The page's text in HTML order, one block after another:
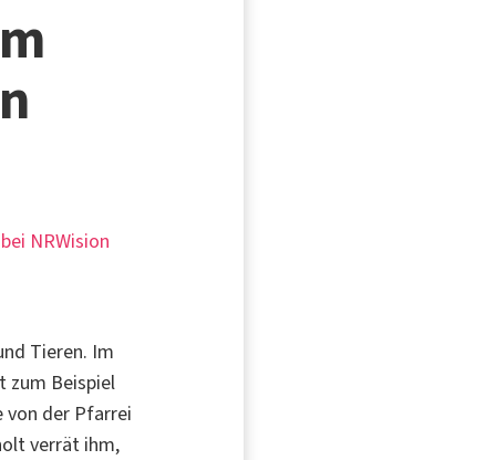
NRWision
Tieren. Im
zum Beispiel
von der Pfarrei
verrät ihm,